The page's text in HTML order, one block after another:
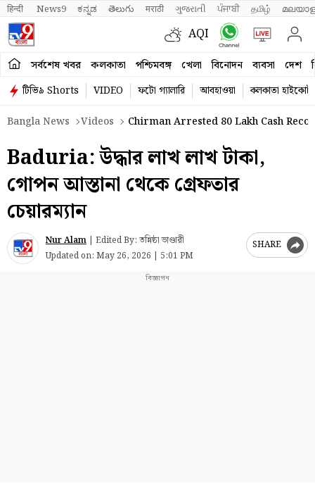
हिन्दी News9 ಕನ್ನಡ తెలుగు मराठी ગુજરાતી ਪੰਜਾਬੀ தமிழ்
AQI
সর্বশেষ খবর কলকাতা পশ্চিমবঙ্গ খেলা বিনোদন ব্যবসা দেশ
টিভি৯ Shorts VIDEO ফটো গ্যালারি আবহাওয়া
কলকাতা হাইকোর্ট
Bangla News
Videos Chirman Arrested 80 Lakh Cash
Baduria: উদ্ধার লাখ লাখ টাকা,
গোপন আস্তানা থেকে গ্রেফতার
চেয়ারম্যান
Nur Alam | Edited By: তন্নিষ্ঠা ভাণ্ডারী
Updated on: May 26, 2026 | 5:01 PM
SHARE